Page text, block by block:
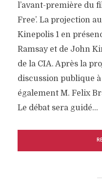
l’avant-première du
Free’. La projection
Kinepolis 1 en
Ramsay et de John
de la CIA. Après la
discussion publique
également M. Felix
Le débat sera guidé...